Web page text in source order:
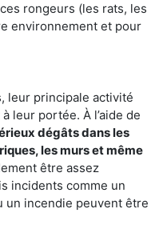
rongeurs (les rats, les
environnement et pour
leur principale activité
leur portée. À l’aide de
dégâts dans les
les murs et même
être assez
incidents comme un
incendie peuvent être